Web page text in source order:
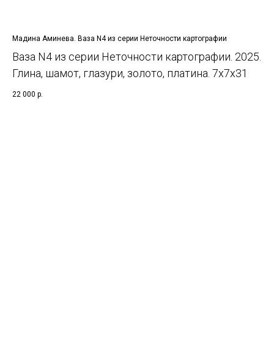
Мадина Аминева. Ваза N4 из серии Неточности картографии
Ваза N4 из серии Неточности картографии. 2025.
Глина, шамот, глазури, золото, платина. 7х7х31
22 000 р.